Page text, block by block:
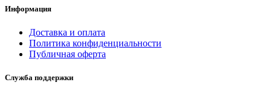
Информация
Доставка и оплата
Политика конфиденциальности
Публичная оферта
Служба поддержки